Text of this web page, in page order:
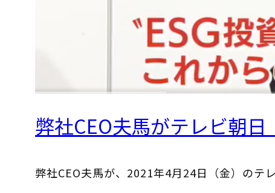
弊社CEO夫馬がテレビ朝
弊社CEO夫馬が、2021年4月24日（金）のテ